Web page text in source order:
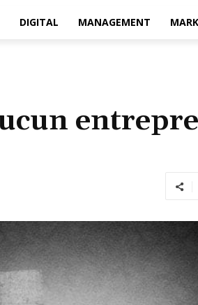
DIGITAL MANAGEMENT